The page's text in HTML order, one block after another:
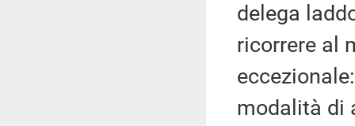
delega
ricorrere al
modalità di